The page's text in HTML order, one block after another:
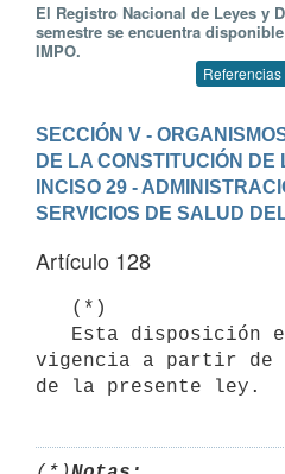
El Registro Nacional de Leyes y
semestre se encuentra
IMPO.
SECCIÓN V -
DE LA CONSTITUCIÓN
INCISO 29 -
SERVICIOS DE SALUD
Artículo 128
vigencia a partir de
de la presente ley.